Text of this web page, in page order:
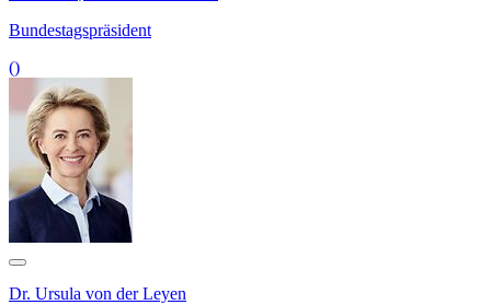
Bundestagspräsident
()
Dr. Ursula von der Leyen